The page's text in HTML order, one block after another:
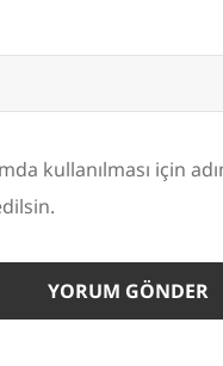
kullanılması için